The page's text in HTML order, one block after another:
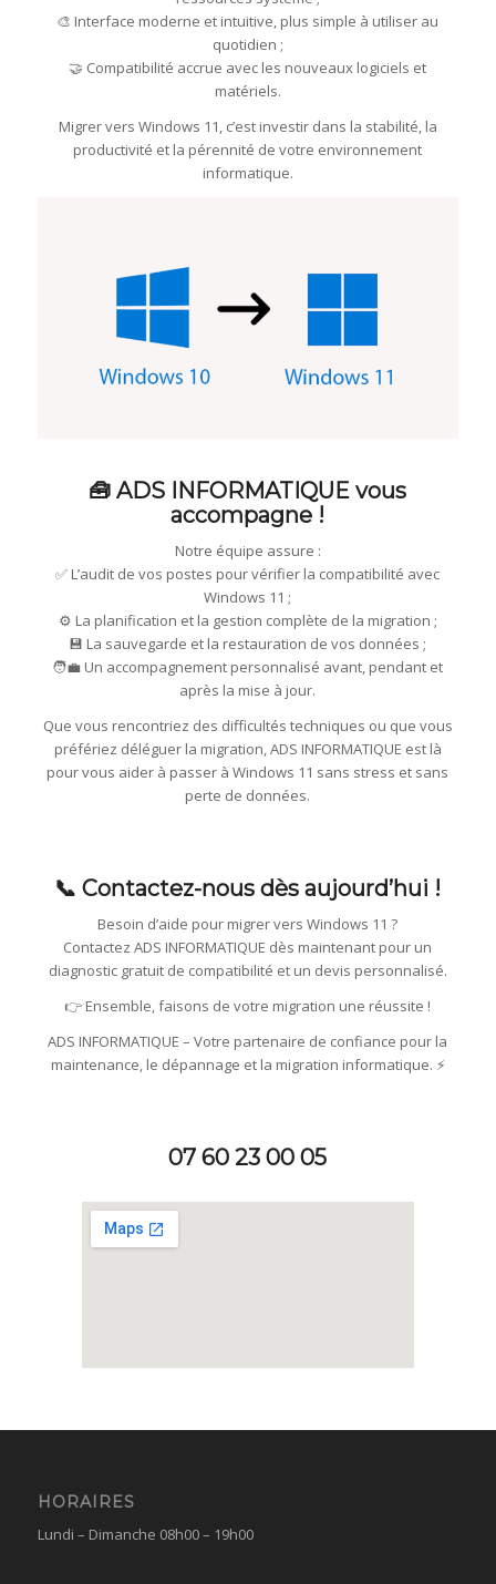
🎨 Interface moderne et intuitive, plus simple à utiliser au
quotidien ;
🤝 Compatibilité accrue avec les nouveaux logiciels et
matériels.
Migrer vers Windows 11, c’est investir dans la stabilité, la
productivité et la pérennité de votre environnement
informatique.
🧰 ADS INFORMATIQUE vous
accompagne !
Notre équipe assure :
✅ L’audit de vos postes pour vérifier la compatibilité avec
Windows 11 ;
⚙️ La planification et la gestion complète de la migration ;
💾 La sauvegarde et la restauration de vos données ;
🧑‍💼 Un accompagnement personnalisé avant, pendant et
après la mise à jour.
Que vous rencontriez des difficultés techniques ou que vous
préfériez déléguer la migration, ADS INFORMATIQUE est là
pour vous aider à passer à Windows 11 sans stress et sans
perte de données.
📞 Contactez-nous dès aujourd’hui !
Besoin d’aide pour migrer vers Windows 11 ?
Contactez ADS INFORMATIQUE dès maintenant pour un
diagnostic gratuit de compatibilité et un devis personnalisé.
👉 Ensemble, faisons de votre migration une réussite !
ADS INFORMATIQUE – Votre partenaire de confiance pour la
maintenance, le dépannage et la migration informatique. ⚡
07 60 23 00 05
HORAIRES
Lundi – Dimanche 08h00 – 19h00